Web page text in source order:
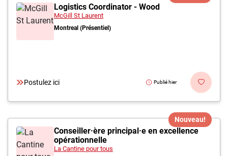
Logistics Coordinator - Wood
McGill St Laurent
Montreal (Présentiel)
Postulez ici Publié hier
Nouveau!
Conseiller·ère principal·e en excellence
opérationnelle
La Cantine pour tous